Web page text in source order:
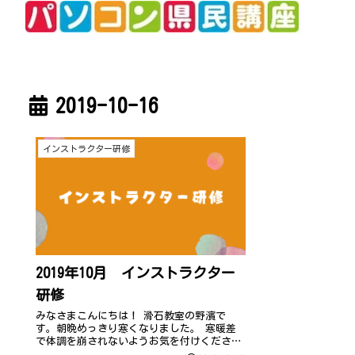
2019-10-16
インストラクター研修
2019年10月 インストラクター
研修
みなさまこんにちは！ 滑石教室の野濱で
す。朝晩めっきり寒くなりました。 寒暖差
で体調を崩されないようお気を付けくださ